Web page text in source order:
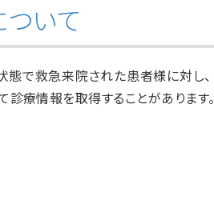
いて
で救急来院された患者様に対し
療情報を取得することがあります。